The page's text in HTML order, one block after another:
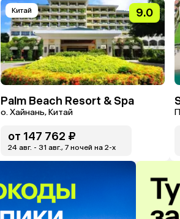
Китай 9.0
Palm Beach Resort & Spa
о. Хайнань, Китай
от 147 762 ₽
24 авг. - 31 авг., 7 ночей на 2-x